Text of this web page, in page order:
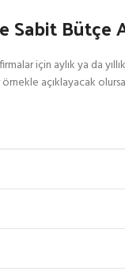
Sabit Bütçe
için aylık ya da
açıklayacak